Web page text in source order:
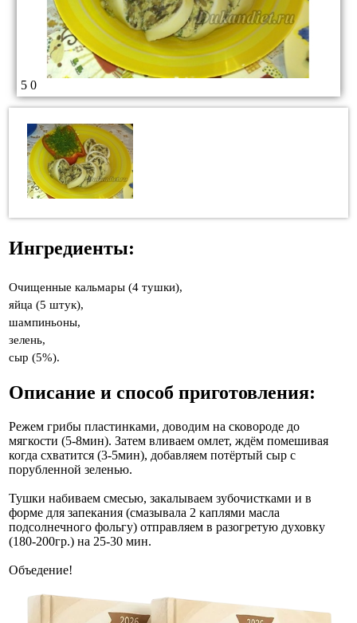
5 0
Ингредиенты:
Очищенные кальмары (4 тушки),
яйца (5 штук),
шампиньоны,
зелень,
сыр (5%).
Описание и способ приготовления:
Режем грибы пластинками, доводим на сковороде до
мягкости (5-8мин). Затем вливаем омлет, ждём помешивая
когда схватится (3-5мин), добавляем потёртый сыр с
порубленной зеленью.
Тушки набиваем смесью, закалываем зубочистками и в
форме для запекания (смазывала 2 каплями масла
подсолнечного фольгу) отправляем в разогретую духовку
(180-200гр.) на 25-30 мин.
Объедение!